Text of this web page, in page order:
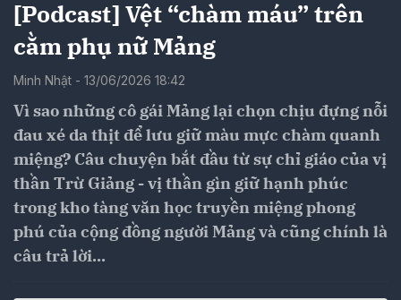
[Podcast] Vệt “chàm máu” trên
cằm phụ nữ Mảng
Minh Nhật - 13/06/2026 18:42
Vì sao những cô gái Mảng lại chọn chịu đựng nỗi
đau xé da thịt để lưu giữ màu mực chàm quanh
miệng? Câu chuyện bắt đầu từ sự chỉ giáo của vị
thần Trừ Giảng - vị thần gìn giữ hạnh phúc
trong kho tàng văn học truyền miệng phong
phú của cộng đồng người Mảng và cũng chính là
câu trả lời...